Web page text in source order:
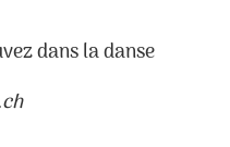
dans la danse